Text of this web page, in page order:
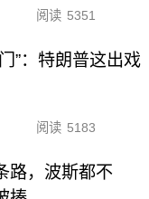
阅读 5351
”：特朗普这出戏
阅读 5183
路，波斯都不